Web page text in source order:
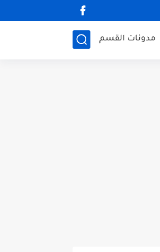
مدونات القسم